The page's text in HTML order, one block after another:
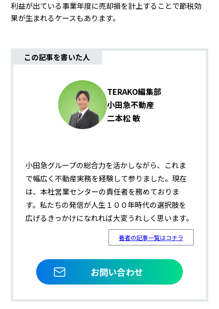
利益が出ている事業年度に売却損を計上することで節税効
果が生まれるケースもあります。
この記事を書いた人
TERAKO編集部
小田急不動産
二本松 敏
小田急グループの総合力を活かしながら、これま
で幅広く不動産実務を経験して参りました。現在
は、本社営業センターの責任者を務めておりま
す。私たちの発信が人生１００年時代の選択肢を
広げるきっかけになれれば大変うれしく思います。
著者の記事一覧はコチラ
お問い合わせ